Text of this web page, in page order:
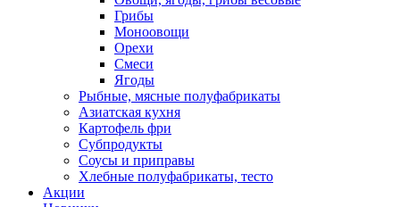
Грибы
Моноовощи
Орехи
Смеси
Ягоды
Рыбные, мясные полуфабрикаты
Азиатская кухня
Картофель фри
Субпродукты
Соусы и приправы
Хлебные полуфабрикаты, тесто
Акции